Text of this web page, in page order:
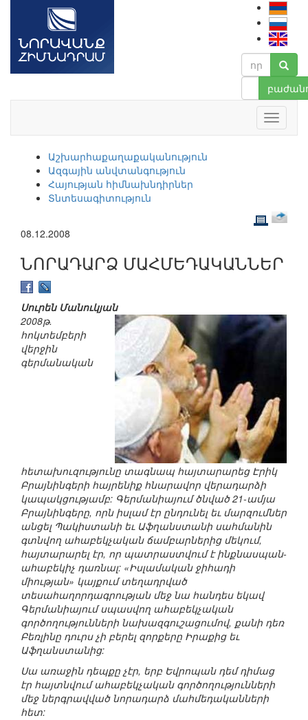
Աշխարհաքաղաքականություն
Ազգային անվտանգություն
Հայության հիմնախնդիրներ
Տնտեսագիտություն
08.12.2008
ՆՈՐԱԴԱՐՁ ՄԱՀՄԵԴԱԿԱՆՆԵՐ
Սուրեն Մանուկյան
2008թ.
հոկտեմբերի
վերջին
գերմանական
հետախուզությունը տագնապ հայտարարեց Էրիկ
Բրայնինգերի հայրենիք հնարավոր վերադարձի
կապակցությամբ: Գերմանիայում ծնված 21-ամյա
Բրայնինգերը, որն իսլամ էր ընդունել եւ մարզումներ
անցել Պակիստանի եւ Աֆղանստանի սահմանին
գտնվող ահաբեկչական ճամբարներից մեկում,
հայտարարել էր, որ պատրաստվում է ինքնասպան-
ահաբեկիչ դառնալ: «Իսլամական ջիհադի
միության» կայքում տեղադրված
տեսահաղորդագրության մեջ նա հանդես եկավ
Գերմանիայում սպասվող ահաբեկչական
գործողությունների նախազգուշացումով, քանի դեռ
Բեռլինը դուրս չի բերել զորքերը Իրաքից եւ
Աֆղանստանից:
Սա առաջին դեպքը չէր, երբ Եվրոպան դեմ դիմաց
էր հայտնվում ահաբեկչական գործողությունների
մեջ ներգրավված նորադարձ մահմեդականների
հետ: